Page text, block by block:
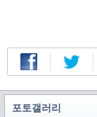
포토갤러리